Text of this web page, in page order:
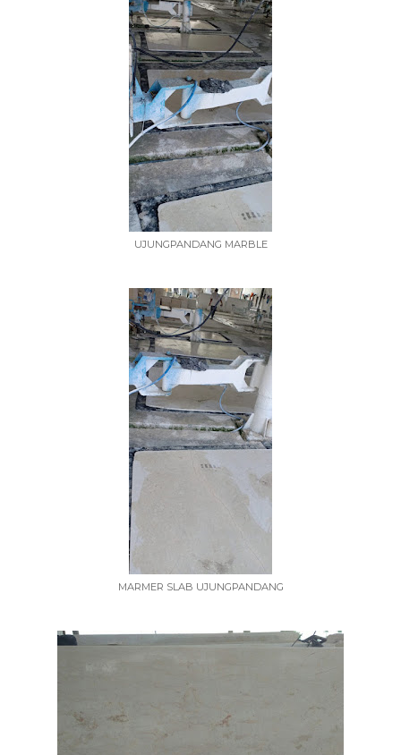
UJUNGPANDANG MARBLE
MARMER SLAB UJUNGPANDANG